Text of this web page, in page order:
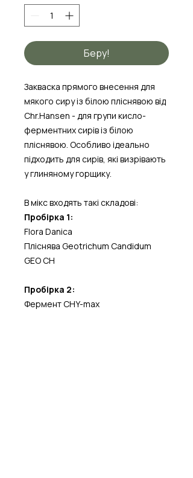
Беру!
Закваска прямого внесення для
мякого сиру із білою пліснявою від
Chr.Hansen - для групи кисло-
ферментних сирів із білою
пліснявою. Особливо ідеально
підходить для сирів, які визрівають
у глиняному горщику.
В мікс входять такі складові:
Пробірка 1:
Flora Danica
Пліснява Geotrichum Candidum
GEO CH
Пробірка 2:
Фермент CHY-max